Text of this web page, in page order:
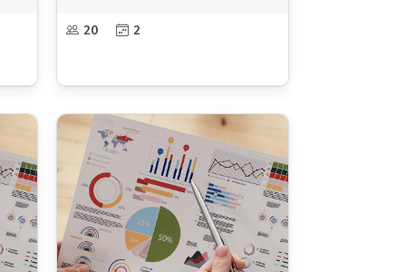
е
планирање, во согласност со
методологија.
стратегиите, програмите и
проектите со вклучување на
родовата перспектива
придонесува за решавањето
многу развојни проблеми и
донесува конкретни
придобивки за владата, за
поединците – жените и
20 2